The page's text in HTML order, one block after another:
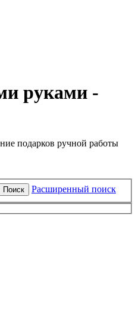
руками -
подарков ручной работы
Поиск Расширенный поиск